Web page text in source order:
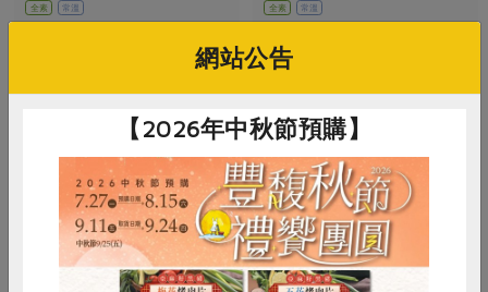
全素 常溫
暫無庫存
全素 常溫
$500
網站公告
【2026年中秋節預購】